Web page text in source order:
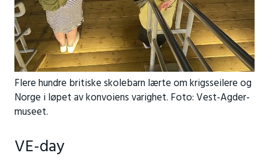
Flere hundre britiske skolebarn lærte om krigsseilere og
Norge i løpet av konvoiens varighet. Foto: Vest-Agder-
museet.
VE-day